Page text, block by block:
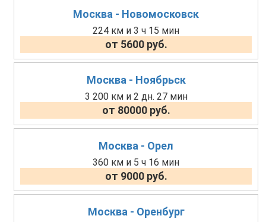
Москва - Новомосковск
224 км и 3 ч 15 мин
от 5600 руб.
Москва - Ноябрьск
3 200 км и 2 дн. 27 мин
от 80000 руб.
Москва - Орел
360 км и 5 ч 16 мин
от 9000 руб.
Москва - Оренбург